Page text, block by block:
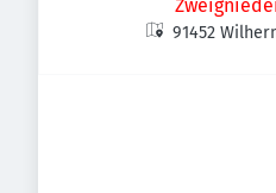
91452